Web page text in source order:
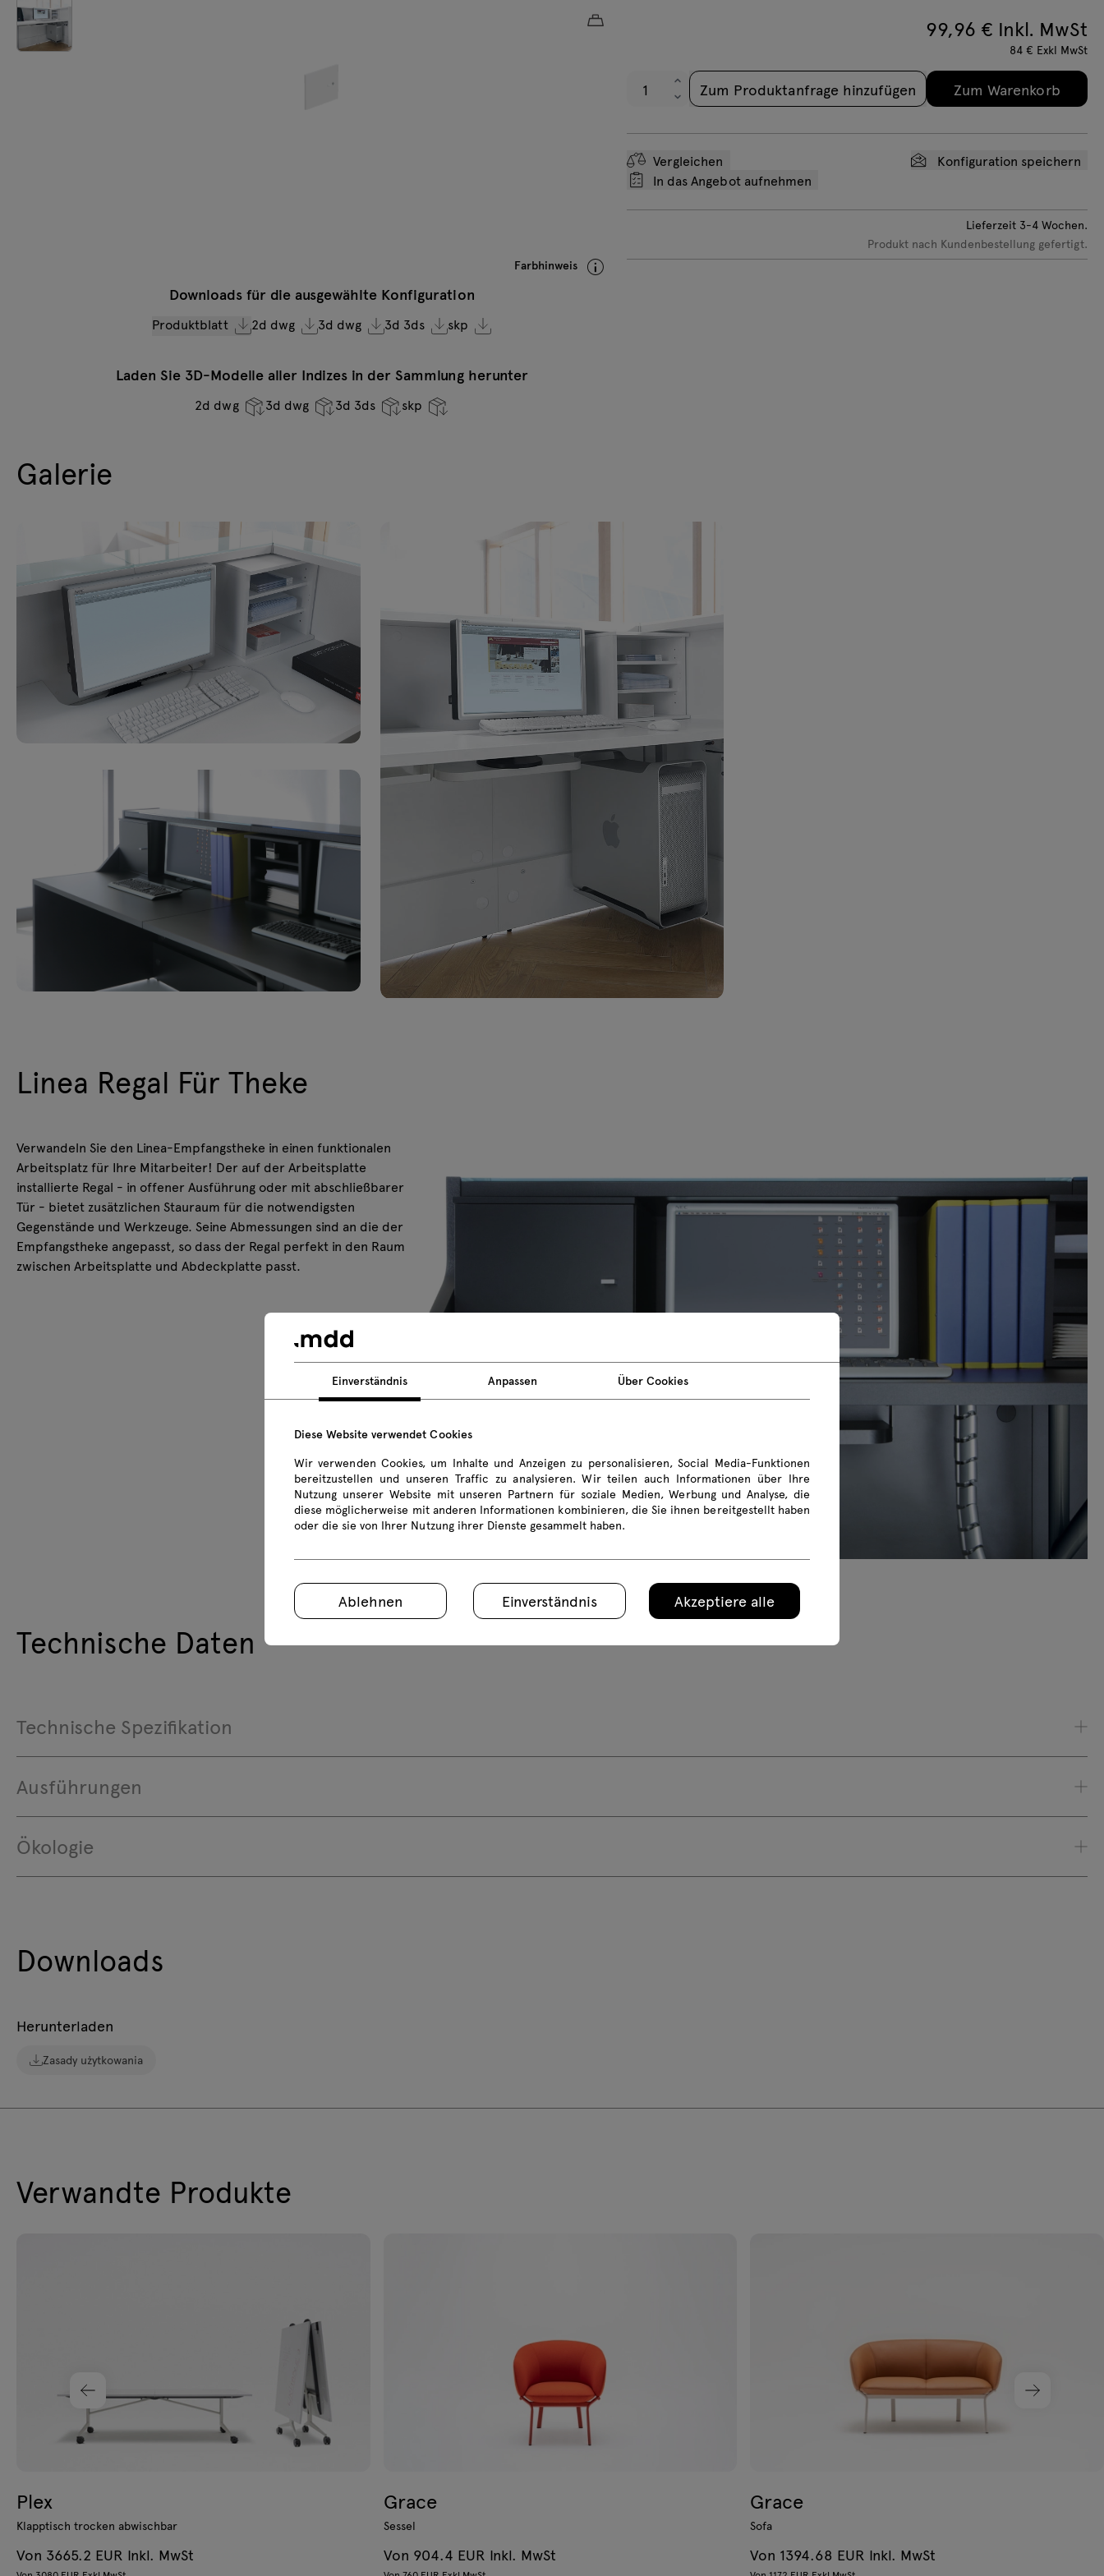
Beleuchtung
Farbhinweis
Downloads für die ausgewählte Konfiguration
Produktblatt 2d dwg 3d dwg 3d 3ds skp
Laden Sie 3D-Modelle aller Indizes in der Sammlung herunter
2d dwg 3d dwg 3d 3ds skp
99,96 € Inkl. MwSt
84€ Exkl MwSt
Zum Produktanfrage hinzufügen Zum Warenkorb
Vergleichen
Konfiguration speichern
In das Angebot aufnehmen
Lieferzeit 3-4Wochen.
Produkt nach Kundenbestellung gefertigt.
Galerie
Linea Regal Für Theke
Verwandeln Sie den Linea-Empfangstheke in einen funktionalen
Arbeitsplatz für Ihre Mitarbeiter! Der auf der Arbeitsplatte
installierte Regal - in offener Ausführung oder mit abschließbarer
Tür - bietet zusätzlichen Stauraum für die notwendigsten
Gegenstände und Werkzeuge. Seine Abmessungen sind an die der
Empfangstheke angepasst, so dass der Regal perfekt in den Raum
zwischen Arbeitsplatte und Abdeckplatte passt.
Technische Daten
Technische Spezifikation
Ausführungen
Ökologie
Downloads
Herunterladen
Zasady użytkowania
Verwandte Produkte
Plex
Klapptisch trocken abwischbar
Von 3665.2 EUR Inkl. MwSt
Grace
Sessel
Von 904.4 EUR Inkl. MwSt
Grace
Sofa
Von 1394.68 EUR Inkl. MwSt
Einverständnis Anpassen Über Cookies
Diese Website verwendet Cookies
Wir verwenden Cookies, um Inhalte und Anzeigen zu personalisieren, Social Media-Funktionen
bereitzustellen und unseren Traffic zu analysieren. Wir teilen auch Informationen über Ihre
Nutzung unserer Website mit unseren Partnern für soziale Medien, Werbung und Analyse, die
diese möglicherweise mit anderen Informationen kombinieren, die Sie ihnen bereitgestellt haben
oder die sie von Ihrer Nutzung ihrer Dienste gesammelt haben.
Ablehnen Einverständnis Akzeptiere alle